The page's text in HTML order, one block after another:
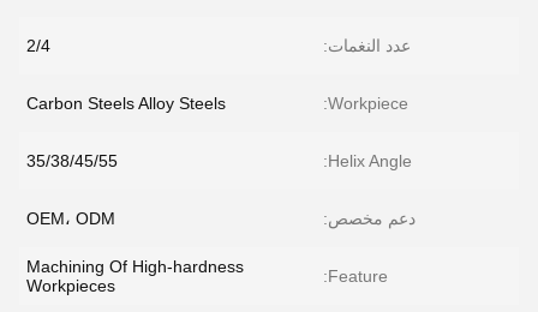
عدد النغمات: 2/4
Workpiece:
Carbon Steels Alloy Steels
Helix Angle:
35/38/45/55
دعم مخصص: OEM، ODM
Feature:
Machining Of High-hardness
Workpieces